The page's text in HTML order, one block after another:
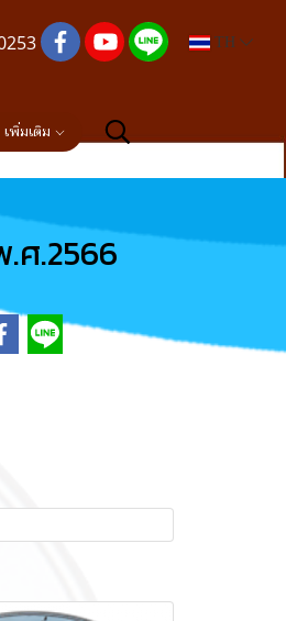
TH
เพิ่มเติม
ศ.2566